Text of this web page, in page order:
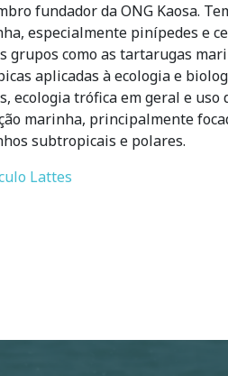
fundador da ONG Kaosa.
especialmente pinípedes e
grupos como as tartarugas
aplicadas à ecologia e
ecologia trófica em geral e
marinha, principalmente
subtropicais e polares.
Lattes